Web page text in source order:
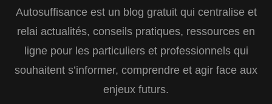
Autosuffisance est un blog gratuit qui centralise et
relai actualités, conseils pratiques, ressources en
ligne pour les particuliers et professionnels qui
souhaitent s’informer, comprendre et agir face aux
enjeux futurs.